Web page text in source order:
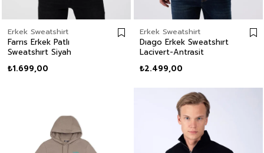
Erkek Sweatshirt
Farrıs Erkek Patlı
Sweatshırt Siyah
₺1.699,00
Erkek Sweatshirt
Dıago Erkek Sweatshırt
Lacivert-Antrasit
₺2.499,00